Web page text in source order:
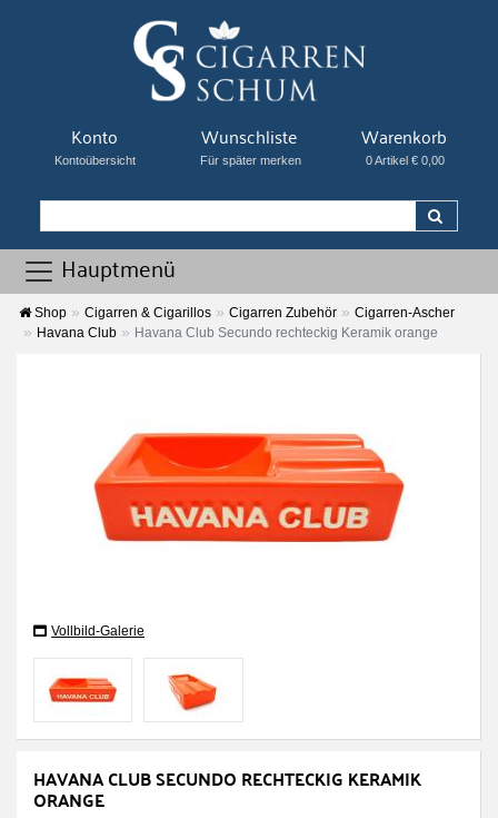
Konto
Kontoübersicht
Wunschliste
Für später merken
Warenkorb
0 Artikel € 0,00
Hauptmenü
Shop Cigarren & Cigarillos Cigarren Zubehör
Cigarren-Ascher
Havana Club
Havana Club Secundo rechteckig Keramik orange
Vollbild-Galerie
HAVANA CLUB SECUNDO RECHTECKIG KERAMIK
ORANGE